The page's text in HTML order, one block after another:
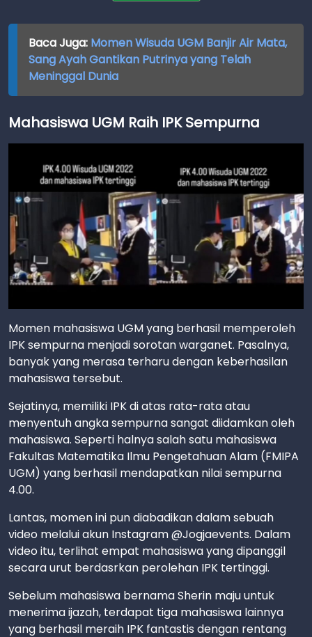
Baca Juga: Momen Wisuda UGM Banjir Air Mata,
Sang Ayah Gantikan Putrinya yang Telah
Meninggal Dunia
Mahasiswa UGM Raih IPK Sempurna
Momen mahasiswa UGM yang berhasil memperoleh
IPK sempurna menjadi sorotan warganet. Pasalnya,
banyak yang merasa terharu dengan keberhasilan
mahasiswa tersebut.
Sejatinya, memiliki IPK di atas rata-rata atau
menyentuh angka sempurna sangat diidamkan oleh
mahasiswa. Seperti halnya salah satu mahasiswa
Fakultas Matematika Ilmu Pengetahuan Alam (FMIPA
UGM) yang berhasil mendapatkan nilai sempurna
4.00.
Lantas, momen ini pun diabadikan dalam sebuah
video melalui akun Instagram @Jogjaevents. Dalam
video itu, terlihat empat mahasiswa yang dipanggil
secara urut berdasrkan perolehan IPK tertinggi.
Sebelum mahasiswa bernama Sherin maju untuk
menerima ijazah, terdapat tiga mahasiswa lainnya
yang berhasil meraih IPK fantastis dengan rentang